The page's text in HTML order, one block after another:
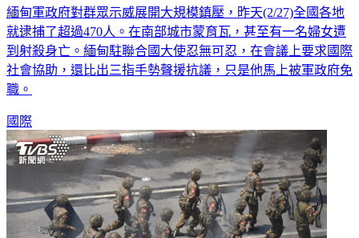
緬甸軍政府對群眾示威展開大規模鎮壓，昨天(2/27)全國各地
就逮捕了超過470人。在南部城市蒙育瓦，甚至有一名婦女遭
到射殺身亡。緬甸駐聯合國大使忍無可忍，在會議上要求國際
社會協助，還比出三指手勢聲援抗議，只是他馬上被軍政府免
職。
國際